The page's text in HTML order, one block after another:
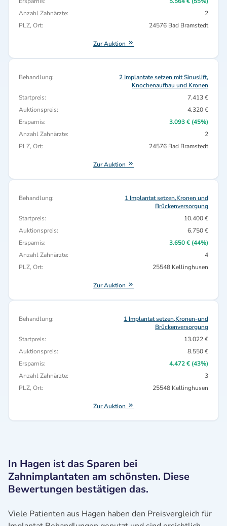
Anzahl Zahnärzte:
2
PLZ, Ort:
24576 Bad Bramstedt
Zur Auktion
Behandlung:
2 Implantate setzen mit Sinuslift,
Knochenaufbau und Kronen
Startpreis:
7.413 €
Auktionspreis:
4.320 €
Ersparnis:
3.093 € (45%)
Anzahl Zahnärzte:
2
PLZ, Ort:
24576 Bad Bramstedt
Zur Auktion
Behandlung:
1 Implantat setzen,Kronen und
Brückenversorgung
Startpreis:
10.400 €
Auktionspreis:
6.750 €
Ersparnis:
3.650 € (44%)
Anzahl Zahnärzte:
4
PLZ, Ort:
25548 Kellinghusen
Zur Auktion
Behandlung:
1 Implantat setzen,Kronen-und
Brückenversorgung
Startpreis:
13.022 €
Auktionspreis:
8.550 €
Ersparnis:
4.472 € (43%)
Anzahl Zahnärzte:
3
PLZ, Ort:
25548 Kellinghusen
Zur Auktion
In Hagen ist das Sparen bei
Zahnimplantaten am schönsten. Diese
Bewertungen bestätigen das.
Viele Patienten aus Hagen haben den Preisvergleich für